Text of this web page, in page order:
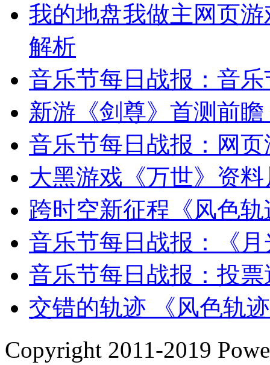
我的地盘我做主网页
解析
音乐节每日战报：音
新游《剑尊》首测前
音乐节每日战报：网
大黑游戏《万世》资
跨时空新征程《风色
音乐节每日战报：《
音乐节每日战报：投
交错的轨迹 《风色轨
Copyright 2011-2019